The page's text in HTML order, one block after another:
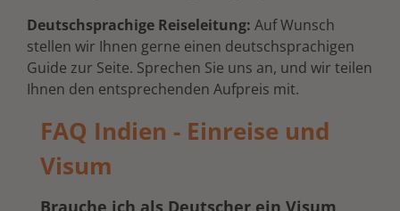
Deutschsprachige Reiseleitung: Auf Wunsch
stellen wir Ihnen gerne einen deutschsprachigen
Guide zur Seite. Sprechen Sie uns an, und wir teilen
Ihnen den entsprechenden Aufpreis mit.
FAQ Indien - Einreise und
Visum
Brauche ich als Deutscher ein Visum